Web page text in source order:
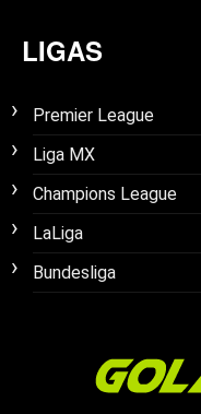
LIGAS
Premier League
Liga MX
Champions League
LaLiga
Bundesliga